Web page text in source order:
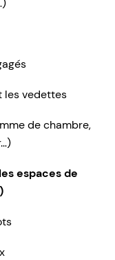
les vedettes
de chambre,
espaces de